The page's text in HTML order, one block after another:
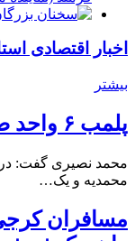
اخبار اقتصادی
بیشتر
پلمب ۶ واحد صنفی در شهرستان البرز
محمدیه و یک…
مسافران کرجی